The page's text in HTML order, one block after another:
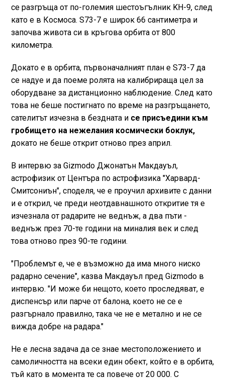
се разгръща от по-големия шестоъгълник KH-9, след
като е в Космоса. S73-7 е широк 66 сантиметра и
започва живота си в кръгова орбита от 800
километра.
Докато е в орбита, първоначалният план е S73-7 да
се надуе и да поеме ролята на калибрираща цел за
оборудване за дистанционно наблюдение. След като
това не беше постигнато по време на разгръщането,
сателитът изчезна в бездната и се присъедини към
гробището на нежелания космически боклук,
докато не беше открит отново през април.
В интервю за Gizmodo Джонатън Макдауъл,
астрофизик от Центъра по астрофизика "Харвард-
Смитсониън", споделя, че е проучил архивите с данни
и е открил, че преди неотдавнашното откритие тя е
изчезнала от радарите не веднъж, а два пъти -
веднъж през 70-те години на миналия век и след
това отново през 90-те години.
"Проблемът е, че е възможно да има много ниско
радарно сечение", казва Макдауъл пред Gizmodo в
интервю. "И може би нещото, което проследяват, е
диспенсър или парче от балона, което не се е
разгърнало правилно, така че не е метално и не се
вижда добре на радара."
Не е лесна задача да се знае местоположението и
самоличността на всеки един обект, който е в орбита,
тъй като в момента те са повече от 20 000. С